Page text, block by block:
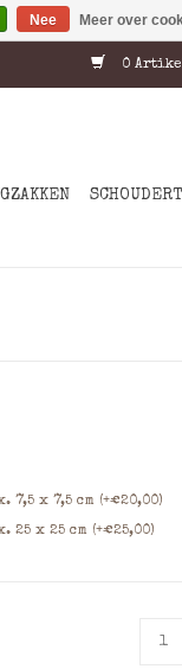
0
x 7,5 cm (+€20,00)
x 25 cm (+€25,00)
Nee Meer over